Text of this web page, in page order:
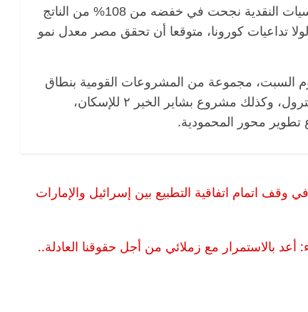
الوزير أن الدين الخارجي في الحدود الآمنة وأن السياسيات النقدية نجحت في خفضه من 108% من الناتج
إلى 82 % وكان مقدرًا له أن يهبط إلى 79 % لولا تداعيات كورونا، متوقعا أن تحقق مصر معدل نمو
السبت، مجموعة من المشروعات القومية بنطاق
محافظة الإسكندرية، منها مشروعات خاصة بقطاع البترول، وكذلك مشروع بشاير الخير ٢ للإسكان،
تطوير محور المحمودية.
الحكيم تكتب: هل تتسبب مقاتلات ” إف-35″ في وقف اتمام اتفاقية التطبيع بين إسرائيل والإمارات
بالاستمرار مع زملائي من أجل حقوقنا العادلة..
الرئيسية ناس وناس
الخصخصة الذي دافع عن المال العام
(بروفايل)
وانحاز